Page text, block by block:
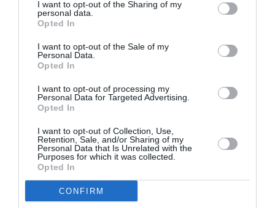
I want to opt-out of the Sharing of my
personal data.
Opted In
I want to opt-out of the Sale of my
Personal Data.
Opted In
I want to opt-out of processing my
Personal Data for Targeted Advertising.
Opted In
I want to opt-out of Collection, Use,
Retention, Sale, and/or Sharing of my
Personal Data that Is Unrelated with the
Purposes for which it was collected.
Opted In
CONFIRM
σκηνοθετεί το
“Σουέλ” της Ιωάννας
Doom στο
τρέιλερ)
Η απίστευτη
ιστορία του
Σιλβέστερ Σταλόνε
στο “I Play Rocky”
του Πίτερ Φαρέλι
(πρώτο τρέιλερ)
Ο Πέδρο Πασκάλ
παίζει τσέλο στη
“Behemoth!” του